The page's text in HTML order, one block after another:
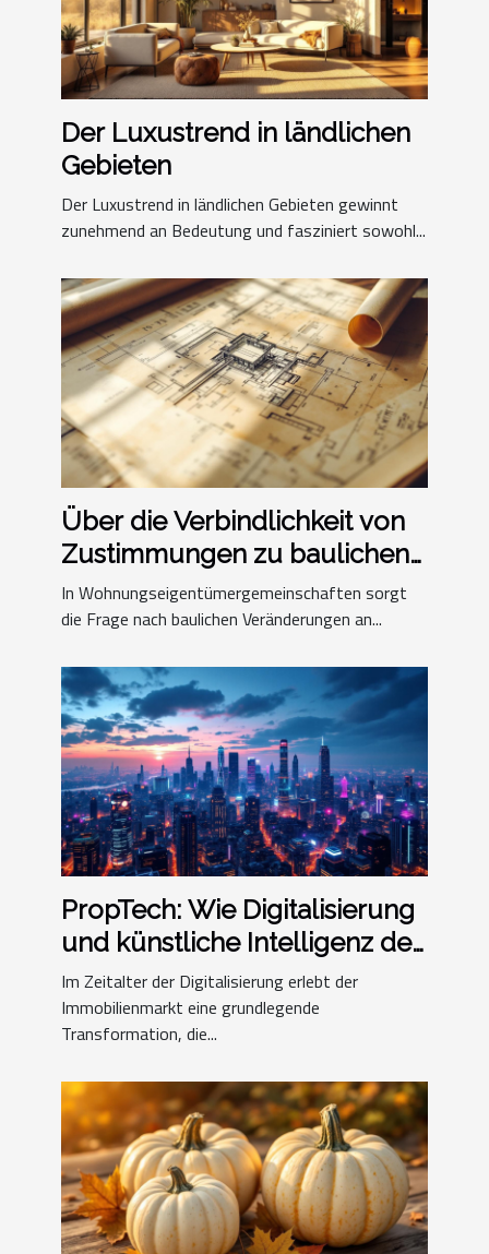
Der Luxustrend in ländlichen
Gebieten
Der Luxustrend in ländlichen Gebieten gewinnt
zunehmend an Bedeutung und fasziniert sowohl...
Über die Verbindlichkeit von
Zustimmungen zu baulichen
Veränderungen an
gemeinschaftlichen Teilen
In Wohnungseigentümergemeinschaften sorgt
die Frage nach baulichen Veränderungen an...
PropTech: Wie Digitalisierung
und künstliche Intelligenz den
Immobilienmarkt
transformieren
Im Zeitalter der Digitalisierung erlebt der
Immobilienmarkt eine grundlegende
Transformation, die...